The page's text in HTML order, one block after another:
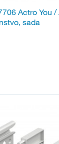
Actro You
sada